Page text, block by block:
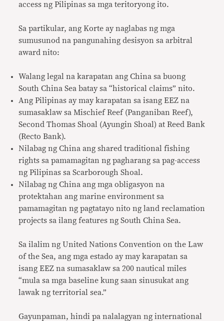
access ng Pilipinas sa mga teritoryong ito.
Sa partikular, ang Korte ay naglabas ng mga
sumusunod na pangunahing desisyon sa arbitral
award nito:
Walang legal na karapatan ang China sa buong
South China Sea batay sa “historical claims” nito.
Ang Pilipinas ay may karapatan sa isang EEZ na
sumasaklaw sa Mischief Reef (Panganiban Reef),
Second Thomas Shoal (Ayungin Shoal) at Reed Bank
(Recto Bank).
Nilabag ng China ang shared traditional fishing
rights sa pamamagitan ng pagharang sa pag-access
ng Pilipinas sa Scarborough Shoal.
Nilabag ng China ang mga obligasyon na
protektahan ang marine environment sa
pamamagitan ng pagtatayo nito ng land reclamation
projects sa ilang features ng South China Sea.
Sa ilalim ng United Nations Convention on the Law
of the Sea, ang mga estado ay may karapatan sa
isang EEZ na sumasaklaw sa 200 nautical miles
“mula sa mga baseline kung saan sinusukat ang
lawak ng territorial sea.”
Gayunpaman, hindi pa nalalagyan ng international